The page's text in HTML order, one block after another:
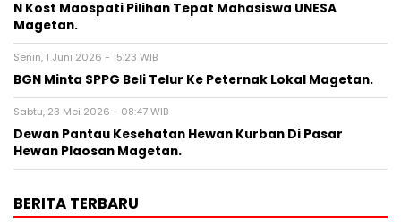
N Kost Maospati Pilihan Tepat Mahasiswa UNESA
Magetan.
Senin, 1 Juni 2026 - 15:23 WIB
BGN Minta SPPG Beli Telur Ke Peternak Lokal Magetan.
Sabtu, 23 Mei 2026 - 08:47 WIB
Dewan Pantau Kesehatan Hewan Kurban Di Pasar
Hewan Plaosan Magetan.
BERITA TERBARU